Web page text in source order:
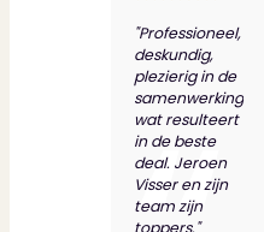
"Professioneel,
deskundig,
plezierig in de
samenwerking
wat resulteert
in de beste
deal. Jeroen
Visser en zijn
team zijn